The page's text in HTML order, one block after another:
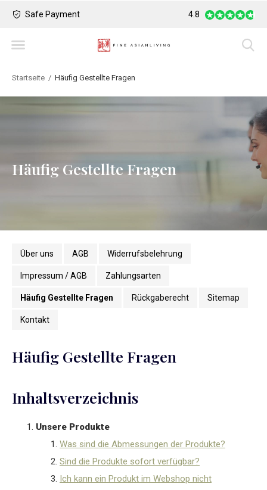
Safe Payment Largest Collection
4.8
Startseite Häufig Gestellte Fragen
Häufig Gestellte Fragen
Über uns AGB Widerrufsbelehrung
Impressum / AGB Zahlungsarten
Häufig Gestellte Fragen Rückgaberecht Sitemap
Kontakt
Häufig Gestellte Fragen
Inhaltsverzeichnis
Unsere Produkte
Was sind die Abmessungen der Produkte?
Sind die Produkte sofort verfügbar?
Ich kann ein Produkt im Webshop nicht